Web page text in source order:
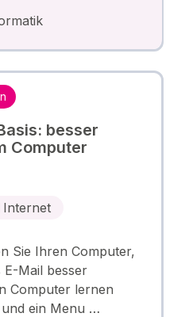
besser
Computer
Sie Ihren Computer,
Mail besser
Computer lernen
und ein Menu …